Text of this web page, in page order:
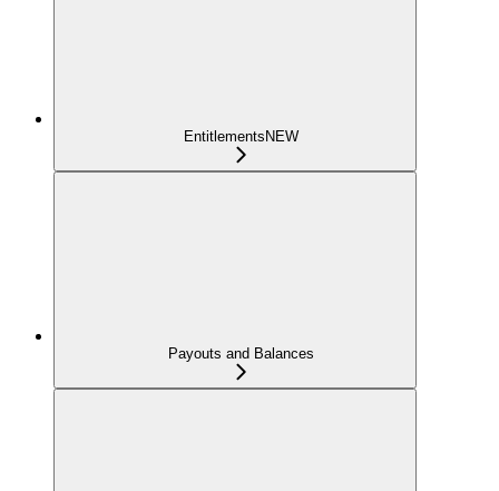
EntitlementsNEW
Payouts and Balances